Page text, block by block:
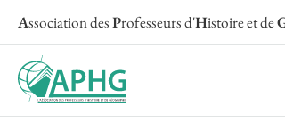
Association desProfesseurs d'Histoire et de